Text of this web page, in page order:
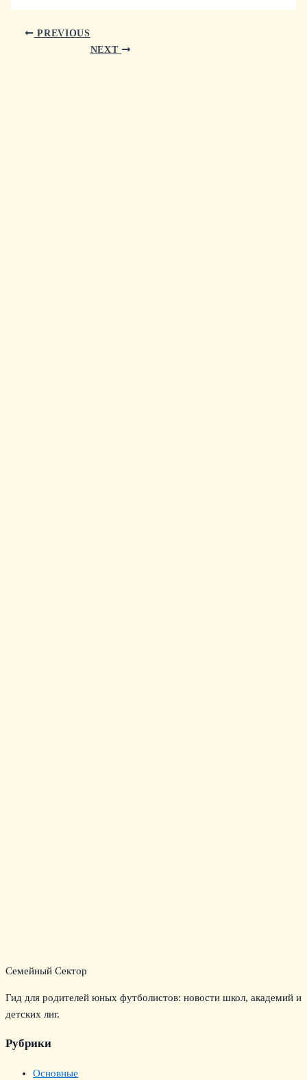
PREVIOUS
NEXT
Семейный Сектор
Гид для родителей юных футболистов: новости школ, академий и
детских лиг.
Рубрики
Основные